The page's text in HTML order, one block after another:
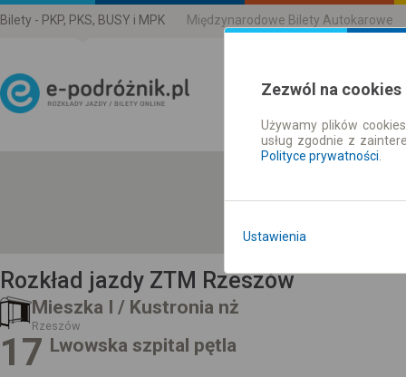
Bilety - PKP, PKS, BUSY i MPK Międzynarodowe Bilety Autokarowe
Rozkład Jazdy | Bilety
Rozkład jazdy ZTM Rzeszów
Mieszka I / Kustronia nż
Rzeszów
17 Lwowska szpital pętla
Zezwól na cookies
Używamy plików
usług zgodnie z
Polityce prywatności
Ustawienia